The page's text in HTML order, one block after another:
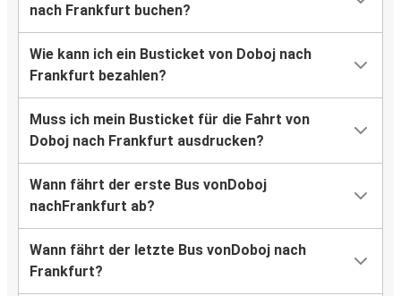
nach Frankfurt buchen?
Wie kann ich ein Busticket von Doboj nach
Frankfurt bezahlen?
Muss ich mein Busticket für die Fahrt von
Doboj nach Frankfurt ausdrucken?
Wann fährt der erste Bus vonDoboj
nachFrankfurt ab?
Wann fährt der letzte Bus vonDoboj nach
Frankfurt?